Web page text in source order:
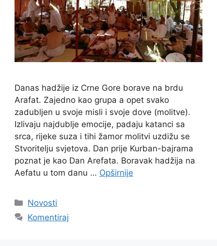
Danas hadžije iz Crne Gore borave na brdu
Arafat. Zajedno kao grupa a opet svako
zadubljen u svoje misli i svoje dove (molitve).
Izlivaju najdublje emocije, padaju katanci sa
srca, rijeke suza i tihi žamor molitvi uzdižu se
Stvoritelju svjetova. Dan prije Kurban-bajrama
poznat je kao Dan Arefata. Boravak hadžija na
Aefatu u tom danu … Opširnije
Kategorije
Novosti
Komentiraj